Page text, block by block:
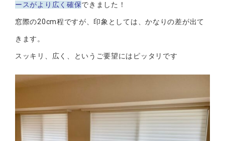
ースがより広く確保できました！
窓際の20cm程ですが、印象としては、かなりの差が出て
きます。
スッキリ、広く、というご要望にはピッタリです